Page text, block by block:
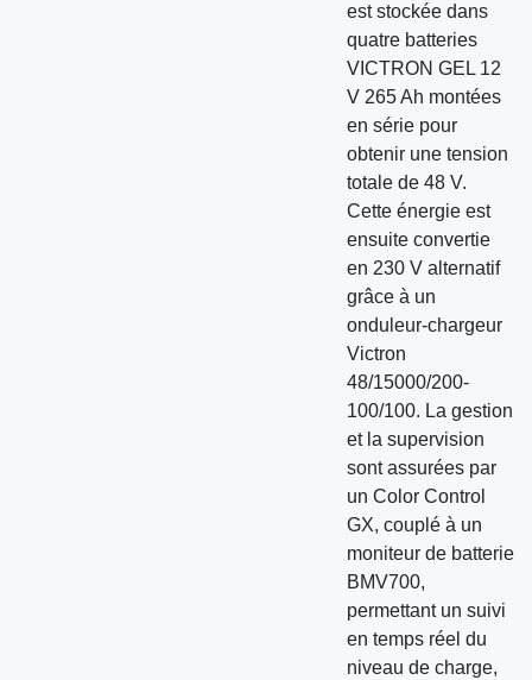
est stockée dans
quatre batteries
VICTRON GEL 12
V 265 Ah montées
en série pour
obtenir une tension
totale de 48 V.
Cette énergie est
ensuite convertie
en 230 V alternatif
grâce à un
onduleur-chargeur
Victron
48/15000/200-
100/100. La gestion
et la supervision
sont assurées par
un Color Control
GX, couplé à un
moniteur de batterie
BMV700,
permettant un suivi
en temps réel du
niveau de charge,